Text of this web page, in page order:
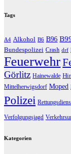
Tags
A4 Alkohol B6 B96
Bundespolizei Crash drf
Feuerwehr
Görlitz Hainewalde
Mittelherwigsdorf Moped
Polizei
Verfolgungsjagd
Kategorien